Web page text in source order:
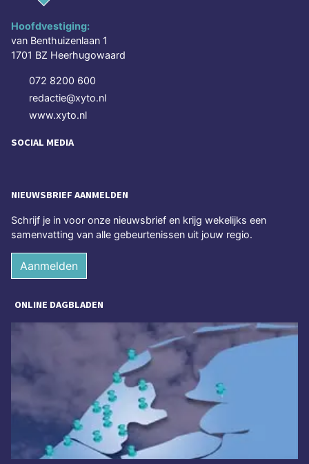
Hoofdvestiging:
van Benthuizenlaan 1
1701 BZ Heerhugowaard
072 8200 600
redactie@xyto.nl
www.xyto.nl
SOCIAL MEDIA
NIEUWSBRIEF AANMELDEN
Schrijf je in voor onze nieuwsbrief en krijg wekelijks een
samenvatting van alle gebeurtenissen uit jouw regio.
Aanmelden
ONLINE DAGBLADEN